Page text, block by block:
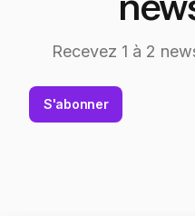
Recevez 1 à 2
S'abonner